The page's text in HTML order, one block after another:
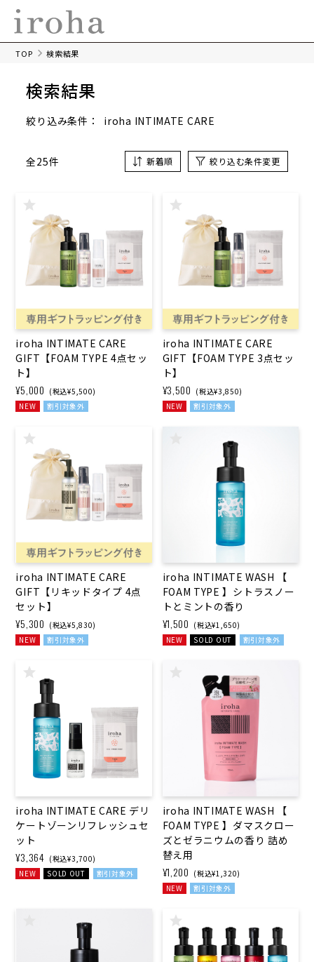
TOP 検索結果
検索結果
絞り込み条件： iroha INTIMATE CARE
全25件 新着順 絞り込む条件変更
iroha INTIMATE CARE
GIFT【FOAM TYPE 4点セッ
ト】
¥5,000 (税込¥5,500)
NEW
割引対象外
iroha INTIMATE CARE
GIFT【FOAM TYPE 3点セッ
ト】
¥3,500 (税込¥3,850)
NEW
割引対象外
iroha INTIMATE CARE
GIFT【リキッドタイプ 4点
セット】
¥5,300 (税込¥5,830)
NEW
割引対象外
iroha INTIMATE WASH 【
FOAM TYPE 】シトラスノー
トとミントの香り
¥1,500 (税込¥1,650)
NEW
SOLD OUT 割引対象外
iroha INTIMATE CARE デリ
ケートゾーンリフレッシュセ
ット
¥3,364 (税込¥3,700)
NEW
SOLD OUT 割引対象外
iroha INTIMATE WASH 【
FOAM TYPE 】ダマスクロー
ズと​ゼラニウムの​香り 詰め
替え用
¥1,200 (税込¥1,320)
NEW
割引対象外